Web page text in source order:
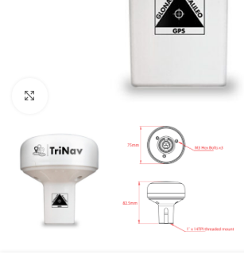
Clique para ampliar